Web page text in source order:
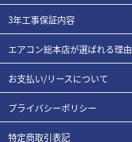
3年工事保証内容
エアコン総本店が選ばれる理由
お支払い/リースについて
プライバシーポリシー
特定商取引表記